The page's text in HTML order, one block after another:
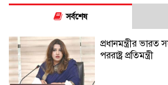
সর্বশেষ
প্রধানমন্ত্রীর
পররাষ্ট্র প্রতিমন্ত্রী